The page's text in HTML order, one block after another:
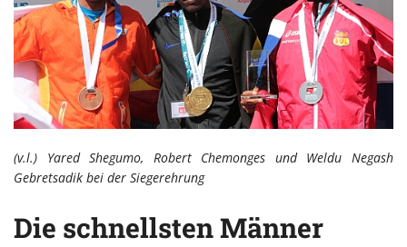
(v.l.) Yared Shegumo, Robert Chemonges und Weldu Negash
Gebretsadik bei der Siegerehrung
Die schnellsten Männer